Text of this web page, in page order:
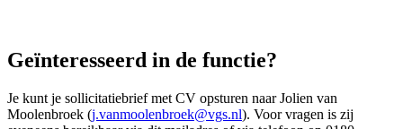
Geïnteresseerd in de functie?
Je kunt je sollicitatiebrief met CV opsturen naar Jolien van
Moolenbroek (j.vanmoolenbroek@vgs.nl). Voor vragen is zij